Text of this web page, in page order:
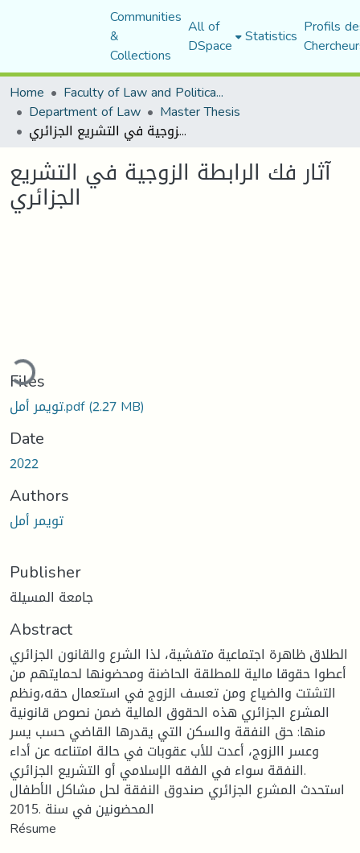
Communities
&
Collections
All of
DSpace Statistics Profils
Home
Faculty of Law and Political Science
Department of Law Master Thesis
آثار فك الرابطة الزوجية في التشريع الجزائري
آثار فك الرابطة الزوجية في التشريع
الجزائري
Files
تويمر أمل.pdf(2.27 MB)
Date
2022
Authors
تويمر أمل
Publisher
جامعة المسيلة
Abstract
الطلاق ظاهرة اجتماعية متفشية، لذا الشرع والقانون الجزائري
أعطوا حقوقا مالية للمطلقة الحاضنة ومحضونها لحمايتهم من
التشتت والضياع ومن تعسف الزوج في استعمال حقه،ونظم
المشرع الجزائري هذه الحقوق المالية ضمن نصوص قانونية
منها: حق النفقة والسكن التي يقدرها القاضي حسب يسر
وعسر االزوج، أعدت للأب عقوبات في حالة امتناعه عن أداء
النفقة سواء في الفقه الإسلامي أو التشريع الجزائري.
استحدث المشرع الجزائري صندوق النفقة لحل مشاكل الأطفال
المحضونين في سنة .2015
Résume